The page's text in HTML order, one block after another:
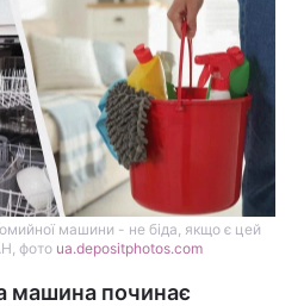
машини - не біда, якщо є цей
фото ua.depositphotos.com
машина починає